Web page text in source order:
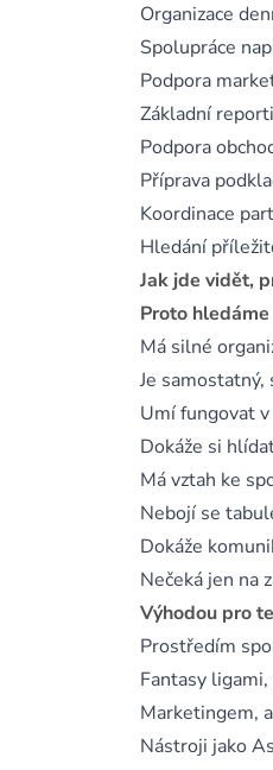
Organizace
Spolupráce
Podpora
Základní
Podpora
Příprava
Koordinace
Hledání
Jak jde vidět,
Proto
Má silné
Je
Umí fungovat
Dokáže si
Má vztah ke
Nebojí se
Dokáže
Nečeká jen na
Výhodou pro
Prostředím
Fantasy
Marketingem,
Nástroji jako